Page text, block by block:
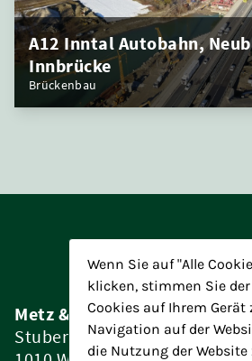
A12 Inntal Autobahn,
Innbrücke
Brückenbau
Metz & Partner
Stubenring 4/15
Wenn Sie auf "Alle
klicken, stimmen Sie
Cookies auf Ihrem Gerät
Navigation auf der
die Nutzung der